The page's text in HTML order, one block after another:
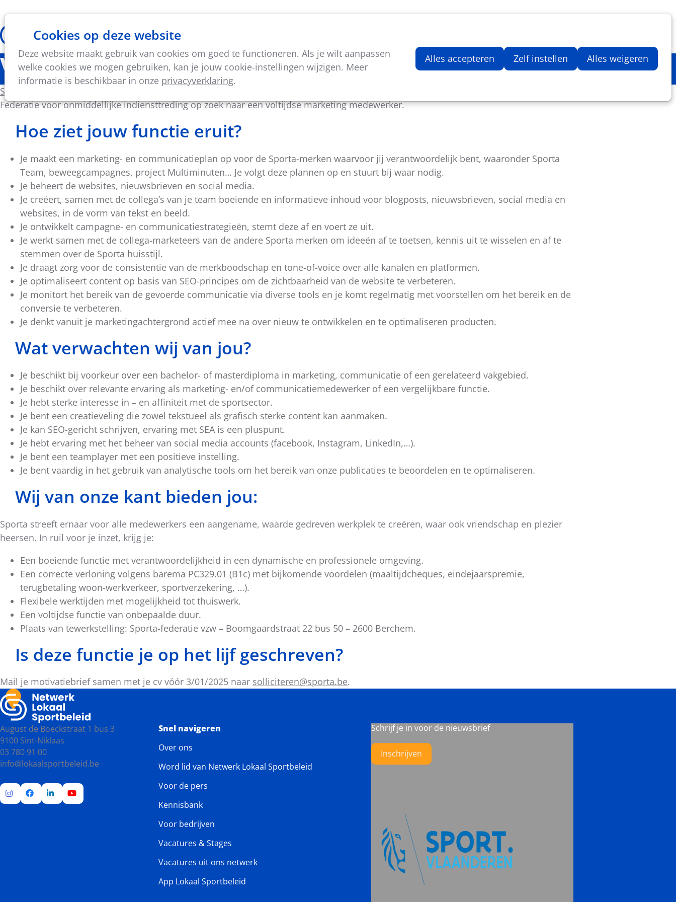
Cookies op deze website
Deze website maakt gebruik van cookies om goed te functioneren. Als je wilt aanpassen
welke cookies we mogen gebruiken, kan je jouw cookie-instellingen wijzigen. Meer
informatie is beschikbaar in onze privacyverklaring.
Alles accepteren Zelf instellen Alles weigeren
Thema's Vorming & activiteiten
Aantal artikelen in
Vacature: Marketing medewerker
Sporta
Federatie voor onmiddellijke indiensttreding op zoek naar een voltijdse marketing medewerker.
Hoe ziet jouw functie eruit?
Je maakt een marketing- en communicatieplan op voor de Sporta-merken waarvoor jij verantwoordelijk bent, waaronder Sporta
Team, beweegcampagnes, project Multiminuten… Je volgt deze plannen op en stuurt bij waar nodig.
Je beheert de websites, nieuwsbrieven en social media.
Je creëert, samen met de collega’s van je team boeiende en informatieve inhoud voor blogposts, nieuwsbrieven, social media en
websites, in de vorm van tekst en beeld.
Je ontwikkelt campagne- en communicatiestrategieën, stemt deze af en voert ze uit.
Je werkt samen met de collega-marketeers van de andere Sporta merken om ideeën af te toetsen, kennis uit te wisselen en af te
stemmen over de Sporta huisstijl.
Je draagt zorg voor de consistentie van de merkboodschap en tone-of-voice over alle kanalen en platformen.
Je optimaliseert content op basis van SEO-principes om de zichtbaarheid van de website te verbeteren.
Je monitort het bereik van de gevoerde communicatie via diverse tools en je komt regelmatig met voorstellen om het bereik en de
conversie te verbeteren.
Je denkt vanuit je marketingachtergrond actief mee na over nieuw te ontwikkelen en te optimaliseren producten.
Wat verwachten wij van jou?
Je beschikt bij voorkeur over een bachelor- of masterdiploma in marketing, communicatie of een gerelateerd vakgebied.
Je beschikt over relevante ervaring als marketing- en/of communicatiemedewerker of een vergelijkbare functie.
Je hebt sterke interesse in – en affiniteit met de sportsector.
Je bent een creatieveling die zowel tekstueel als grafisch sterke content kan aanmaken.
Je kan SEO-gericht schrijven, ervaring met SEA is een pluspunt.
Je hebt ervaring met het beheer van social media accounts (facebook, Instagram, LinkedIn,…).
Je bent een teamplayer met een positieve instelling.
Je bent vaardig in het gebruik van analytische tools om het bereik van onze publicaties te beoordelen en te optimaliseren.
Wij van onze kant bieden jou:
Sporta streeft ernaar voor alle medewerkers een aangename, waarde gedreven werkplek te creëren, waar ook vriendschap en plezier
heersen. In ruil voor je inzet, krijg je:
Een boeiende functie met verantwoordelijkheid in een dynamische en professionele omgeving.
Een correcte verloning volgens barema PC329.01 (B1c) met bijkomende voordelen (maaltijdcheques, eindejaarspremie,
terugbetaling woon-werkverkeer, sportverzekering, …).
Flexibele werktijden met mogelijkheid tot thuiswerk.
Een voltijdse functie van onbepaalde duur.
Plaats van tewerkstelling: Sporta-federatie vzw – Boomgaardstraat 22 bus 50 – 2600 Berchem.
Is deze functie je op het lijf geschreven?
Mail je motivatiebrief samen met je cv vóór 3/01/2025 naar solliciteren@sporta.be.
August de Boeckstraat 1 bus 3
9100 Sint-Niklaas
03 780 91 00
info@lokaalsportbeleid.be
Snel navigeren
Over ons
Word lid van Netwerk Lokaal Sportbeleid
Voor de pers
Kennisbank
Voor bedrijven
Vacatures & Stages
Vacatures uit ons netwerk
App Lokaal Sportbeleid
Schrijf je in voor de nieuwsbrief
Inschrijven